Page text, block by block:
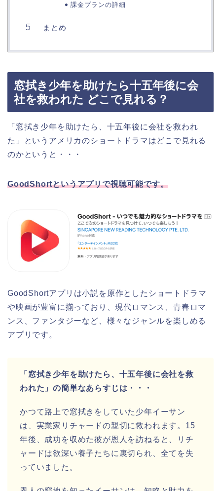
課金プランの詳細
まとめ
窓拭き少年を助けたら十五年後に会
社を救われた どこで見れる？
「窓拭き少年を助けたら、十五年後に会社を救われ
た」というアメリカのショートドラマはどこで見れる
のかというと・・・
GoodShortというアプリで視聴可能です。
GoodShortアプリは小説を原作としたショートドラマ
や映画が豊富に揃っており、現代ロマンス、青春ロマ
ンス、ファンタジーなど、様々なジャンルを楽しめる
アプリです。
「窓拭き少年を助けたら、十五年後に会社を救
われた」の簡単なあらすじは・・・
かつて路上で窓拭きをしていた少年イーサン
は、実業家リチャードの親切に救われます。15
年後、成功を収めた彼が恩人を訪ねると、リチ
ャードは欲深い養子たちに裏切られ、全てを失
っていました。